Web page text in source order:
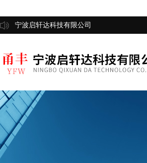
宁波启轩达科技有限公司